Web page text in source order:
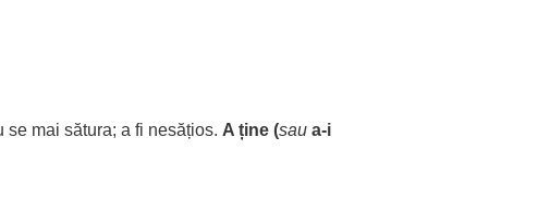
se mai sătura; a fi nesățios. A ține (sau a-i